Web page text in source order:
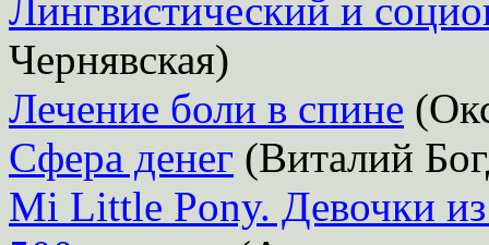
Лингвистический и
Чернявская)
Лечение боли в спине
Сфера денег (Виталий
Mi Little Pony. Девочки